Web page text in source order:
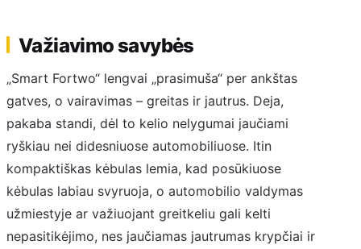
Važiavimo savybės
„Smart Fortwo“ lengvai „prasimuša“ per ankštas
gatves, o vairavimas – greitas ir jautrus. Deja,
pakaba standi, dėl to kelio nelygumai jaučiami
ryškiau nei didesniuose automobiliuose. Itin
kompaktiškas kėbulas lemia, kad posūkiuose
kėbulas labiau svyruoja, o automobilio valdymas
užmiestyje ar važiuojant greitkeliu gali kelti
nepasitikėjimo, nes jaučiamas jautrumas krypčiai ir